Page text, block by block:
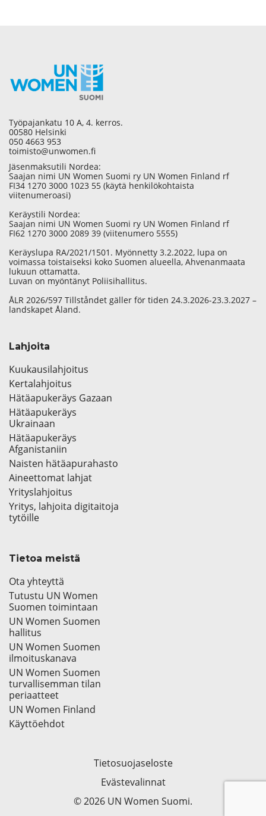
Työpajankatu 10 A, 4. kerros.
00580 Helsinki
050 4663 953
toimisto@unwomen.fi
Jäsenmaksutili Nordea:
Saajan nimi UN Women Suomi ry UN Women Finland rf
FI34 1270 3000 1023 55 (käytä henkilökohtaista
viitenumeroasi)
Keräystili Nordea:
Saajan nimi UN Women Suomi ry UN Women Finland rf
FI62 1270 3000 2089 39 (viitenumero 5555)
Keräyslupa RA/2021/1501. Myönnetty 3.2.2022, lupa on
voimassa toistaiseksi koko Suomen alueella, Ahvenanmaata
lukuun ottamatta.
Luvan on myöntänyt Poliisihallitus.
ÅLR 2026/597 Tillståndet gäller för tiden 24.3.2026-23.3.2027 –
landskapet Åland.
Lahjoita
Kuukausilahjoitus
Kertalahjoitus
Hätäapukeräys Gazaan
Hätäapukeräys
Ukrainaan
Hätäapukeräys
Afganistaniin
Naisten hätäapurahasto
Aineettomat lahjat
Yrityslahjoitus
Yritys, lahjoita digitaitoja
tytöille
Tietoa meistä
Ota yhteyttä
Tutustu UN Women
Suomen toimintaan
UN Women Suomen
hallitus
UN Women Suomen
ilmoituskanava
UN Women Suomen
turvallisemman tilan
periaatteet
UN Women Finland
Käyttöehdot
Tietosuojaseloste
Evästevalinnat
© 2026 UN Women Suomi.